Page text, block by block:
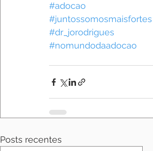
#adocao
#juntossomosmaisfortes
#dr_jorodrigues
#nomundodaadocao
Posts recentes